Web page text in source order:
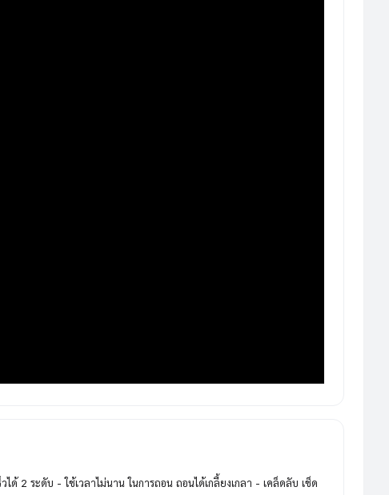
2 ระดับ - ใช้เวลาไม่นาน ในการถอน ถอนได้เกลี้ยงเกลา - เคล็ดลับ เช็ด